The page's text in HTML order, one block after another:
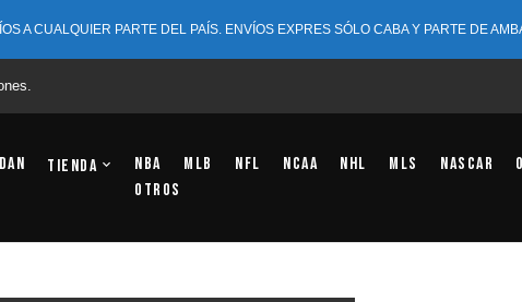
A CUALQUIER PARTE DEL PAÍS. ENVÍOS EXPRES SÓLO CABA Y PARTE DE
Tienda NBA MLB NFL NCAA NHL MLS NASCAR
OTROS